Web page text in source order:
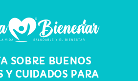
SOBRE BUENOS
Y CUIDADOS PARA